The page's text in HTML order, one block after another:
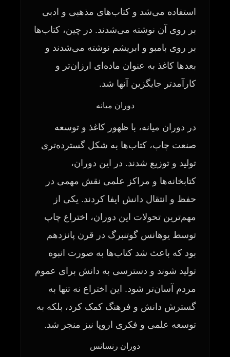
استفاده می‌شد و کتاب‌های مذهبی و ادبی
بر روی آن نوشته می‌شدند. در چین، کتاب‌ها
بر روی بامبو و ابریشم نوشته می‌شدند و
بعدها کاغذ به عنوان ماده‌ای ارزان‌تر و
کارآمدتر جایگزین آنها شد.
دوران میانه
در دوران میانه، با ظهور کاغذ و توسعه
صنعت چاپ، کتاب‌ها به شکل گسترده‌تری
تولید و توزیع شدند. در این دوران،
کتابخانه‌ها و مراکز علمی نقش مهمی در
حفظ و انتقال دانش ایفا کردند. یکی از
مهم‌ترین تحولات این دوران، اختراع چاپ
توسط یوهانس گوتنبرگ در قرن پانزدهم
بود که باعث شد کتاب‌ها به صورت انبوه
تولید شوند و دسترسی به دانش برای عموم
مردم آسان‌تر شود. این اختراع نه تنها به
گسترش دانش و فرهنگ کمک کرد، بلکه به
توسعه علمی و فکری اروپا نیز منجر شد.
دوران رنسانس